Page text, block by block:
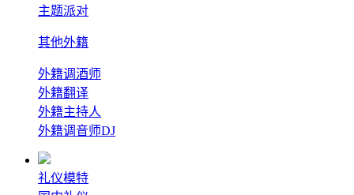
主题派对
其他外籍
外籍调酒师
外籍翻译
外籍主持人
外籍调音师DJ
礼仪模特